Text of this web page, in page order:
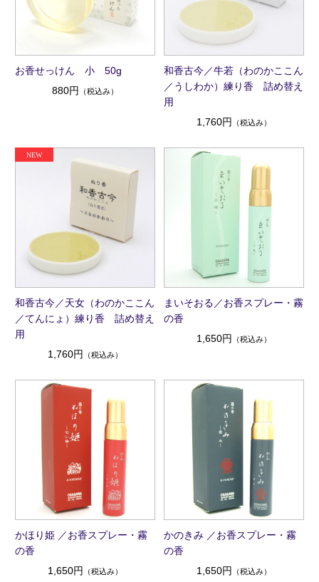
お香せっけん 小 50g
880円 （税込み）
和香古今／牛若（わのかここん
／うしわか）練り香 詰め替え
用
1,760円
（税込み）
和香古今／天女（わのかここん
／てんにょ）練り香 詰め替え
用
1,760円
（税込み）
まいそおる／お香スプレー・霧
の香
1,650円
（税込み）
かほり姫 ／お香スプレー・霧
の香
1,650円
（税込み）
かのきみ ／お香スプレー・霧
の香
1,650円
（税込み）